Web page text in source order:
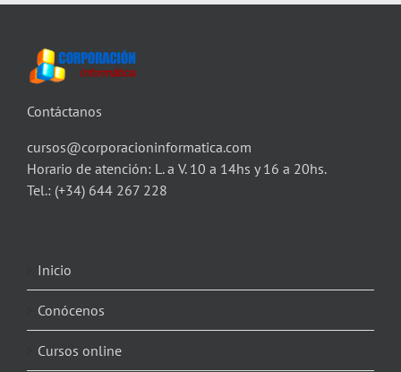
Contáctanos
cursos@corporacioninformatica.com
Horario de atención: L. a V. 10 a 14hs y 16 a 20hs.
Tel.: (+34) 644 267 228
Inicio
Conócenos
Cursos online